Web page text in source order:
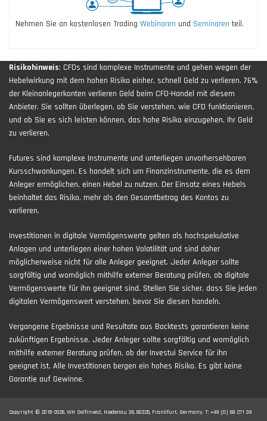
Nehmen Sie an kostenlosen Trading Webinaren und Seminaren teil.
Risikohinweis: CFDs sind komplexe Instrumente und gehen wegen der
Hebelwirkung mit dem hohen Risiko einher, schnell Geld zu verlieren. 76%
der Kleinanlegerkonten verlieren Geld beim CFD-Handel mit diesem
Anbieter. Sie sollten überlegen, ob Sie verstehen, wie CFD funktionieren,
und ob Sie es sich leisten können, das hohe Risiko einzugehen, Ihr Geld
zu verlieren.
Futures sind komplexe Instrumente und unterliegen unvorhersehbaren
Kursschwankungen. Es handelt sich um Finanzinstrumente, die es dem
Anleger ermöglichen, einen Hebel zu nutzen. Der Einsatz eines Hebels
beinhaltet das Risiko, mehr als den Gesamtbetrag des Kontos zu
verlieren.
Investitionen in digitale Vermögenswerte gelten als hochspekulative
Anlagen und unterliegen einer hohen Volatilität und sind daher
möglicherweise nicht für alle Anleger geeignet. Jeder Anleger sollte
sorgfältig und womöglich mithilfe externer Beratung prüfen, ob digitale
Vermögenswerte für ihn geeignet sind. Stellen Sie sicher, dass Sie jeden
digitalen Vermögenswert verstehen, bevor Sie diesen handeln.
Vergangene Ergebnisse und Resultate aus Backtests garantieren keine
zukünftigen Ergebnisse. Jeder Anleger sollte sorgfältig und womöglich
mithilfe externer Beratung prüfen, ob der Investui Service für ihn
geeignet ist. Alle Investitionen bergen ein hohes Risiko. Es gibt keine
Garantie auf Gewinne.
Copyright © 2018-2026. WH SelfInvest, Niedenau 36, 60325, Frankfurt, Germany. T: +49 (0) 69 271 39